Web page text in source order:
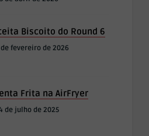
Biscoito do Round 6
de fevereiro de 2026
Frita na AirFryer
de julho de 2025